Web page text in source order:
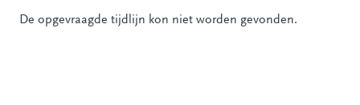
De opgevraagde tijdlijn kon niet worden gevonden.